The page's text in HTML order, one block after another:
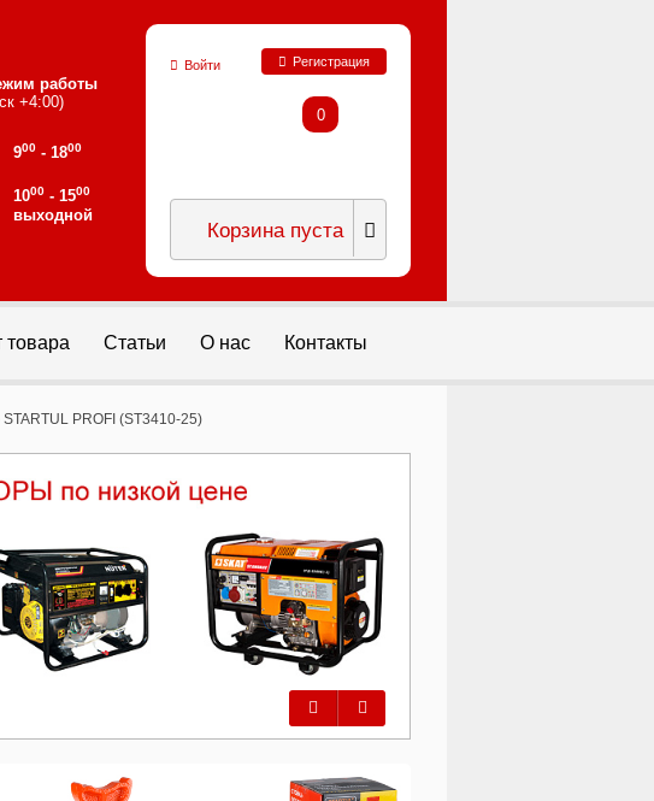
работы
+4:00)
900 - 1800
1000 - 1500
выходной
Войти Регистрация
0
Корзина пуста
товара Статьи О нас Контакты
PROFI (ST3410-25)
Предыдущий
Следующий